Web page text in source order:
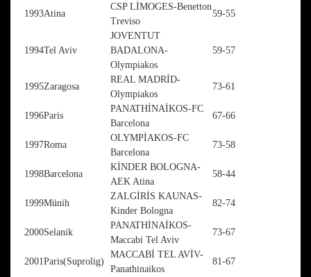
1993Atina
CSP LİMOGES-Benetton
Treviso
59-55
1994Tel Aviv
JOVENTUT
BADALONA-
Olympiakos
59-57
1995Zaragosa
REAL MADRİD-
Olympiakos
73-61
1996Paris
PANATHİNAİKOS-FC
Barcelona
67-66
1997Roma
OLYMPİAKOS-FC
Barcelona
73-58
1998Barcelona
KİNDER BOLOGNA-
AEK Atina
58-44
1999Münih
ZALGİRİS KAUNAS-
Kinder Bologna
82-74
2000Selanik
PANATHİNAİKOS-
Maccabi Tel Aviv
73-67
2001Paris(Suprolig)
MACCABİ TEL AVİV-
Panathinaikos
81-67